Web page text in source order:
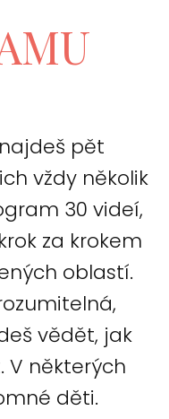
pět
vždy několik
30 videí,
za krokem
oblastí.
vědět, jak
některých
děti.